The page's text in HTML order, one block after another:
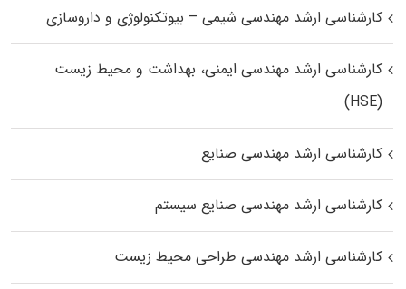
کارشناسی ارشد مهندسی شیمی – بیوتکنولوژی و داروسازی
کارشناسی ارشد مهندسی ایمنی، بهداشت و محیط زیست
(HSE)
کارشناسی ارشد مهندسی صنایع
کارشناسی ارشد مهندسی صنایع سیستم
کارشناسی ارشد مهندسی طراحی محیط زیست